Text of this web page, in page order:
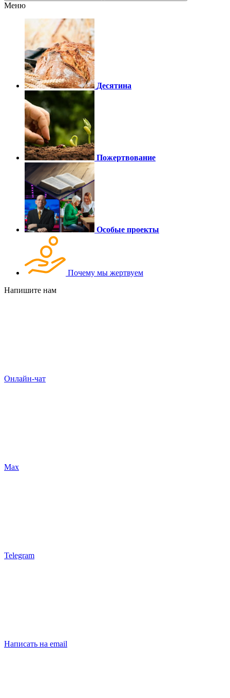
Меню
Десятина
Пожертвование
Особые проекты
Почему мы жертвуем
Напишите нам
Онлайн-чат
Max
Telegram
Написать на email